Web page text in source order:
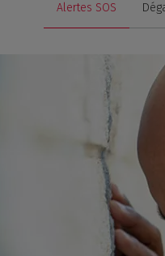
Alertes SOS